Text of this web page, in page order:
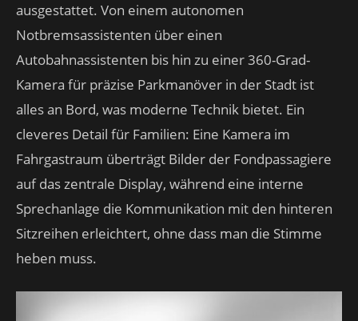
ausgestattet. Von einem autonomen
Notbremsassistenten über einen
Autobahnassistenten bis hin zu einer 360-Grad-
Kamera für präzise Parkmanöver in der Stadt ist
alles an Bord, was moderne Technik bietet. Ein
cleveres Detail für Familien: Eine Kamera im
Fahrgastraum überträgt Bilder der Fondpassagiere
auf das zentrale Display, während eine interne
Sprechanlage die Kommunikation mit den hinteren
Sitzreihen erleichtert, ohne dass man die Stimme
heben muss.